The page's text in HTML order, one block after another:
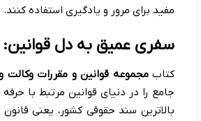
مفید برای مرور و یادگیری استفاده کنند.
سفری عمیق به دل
کتابمجموعه قوانین و مقررات وکالت
جامع را در دنیای قوانین مرتبط با
بالاترین سند حقوقی کشور، یعنی